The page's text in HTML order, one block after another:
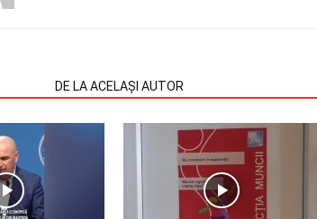
DE LA ACELAȘI AUTOR